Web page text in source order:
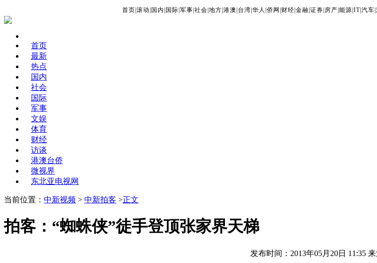
首页 滚动 国内 国际 军事 社会 地方 港澳 台湾 华人 侨网 财经 金融 证券 房产 能源 IT| 汽车
首页
最新
热点
国内
社会
国际
军事
文娱
体育
财经
访谈
港澳台侨
微视界
东北亚电视网
当前位置： 中新视频 > 中新拍客 >正文
拍客：“蜘蛛侠”徒手登顶张家界天梯
发布时间：2013年05月20日 11:35